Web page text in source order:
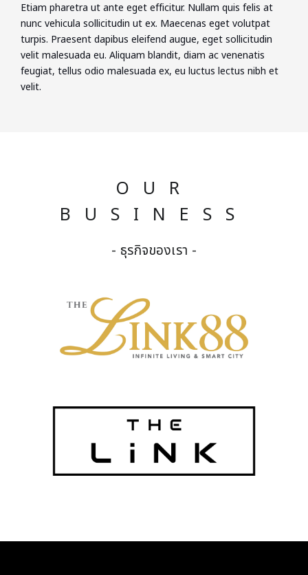
Etiam pharetra ut ante eget efficitur. Nullam quis felis at
nunc vehicula sollicitudin ut ex. Maecenas eget volutpat
turpis. Praesent dapibus eleifend augue, eget sollicitudin
velit malesuada eu. Aliquam blandit, diam ac venenatis
feugiat, tellus odio malesuada ex, eu luctus lectus nibh et
velit.
OUR
BUSINESS
- ธุรกิจของเรา -